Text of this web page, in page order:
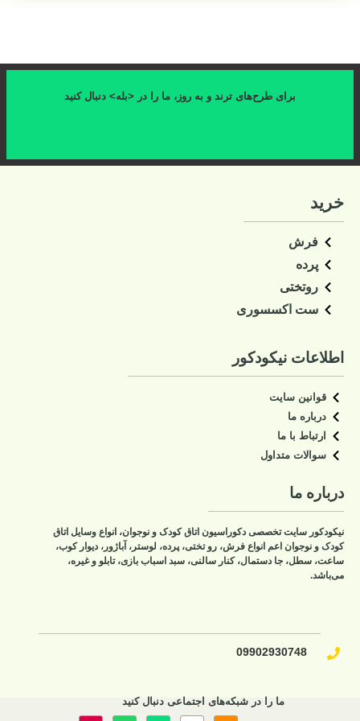
برای طرح‌های ترند و به روز، ما را در <بله> دنبال کنید
خرید
فرش
پرده
روتختی
ست اکسسوری
اطلاعات نیکودکور
قوانین سایت
درباره ما
ارتباط با ما
سوالات متداول
درباره ما
نیکودکور سایت تخصصی دکوراسیون اتاق کودک و نوجوان، انواع وسایل اتاق
کودک و نوجوان اعم انواع فرش، رو تختی، پرده، لوستر، آباژور، دیوار کوب،
ساعت، سطل، جا دستمال، کنار سالنی، سبد اسباب بازی، تابلو و غیره،
می‌باشد.
09902930748​
ما را در شبکه‌های اجتماعی دنبال کنید